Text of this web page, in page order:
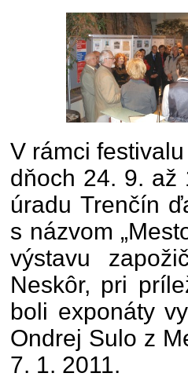
V rámci
dňoch 24. 9. až
úradu Trenčín
s názvom
výstavu
Neskôr, pri
boli exponáty
Ondrej Sulo z
7. 1. 2011.